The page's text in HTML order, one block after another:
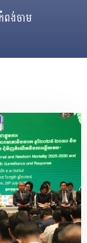
ង់ចាម